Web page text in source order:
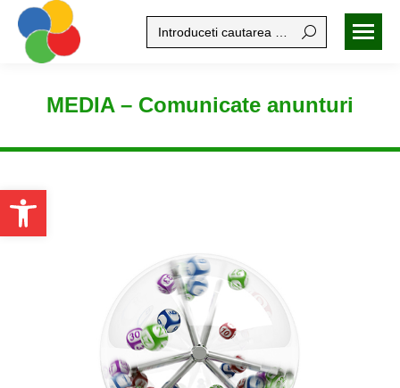
Open toolbar
Search:
MEDIA – Comunicate anunturi